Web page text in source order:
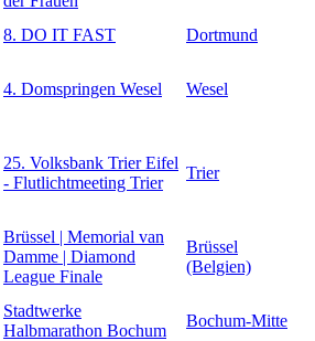
8. DO IT FAST Dortmund
4. Domspringen Wesel Wesel
25. Volksbank Trier Eifel
- Flutlichtmeeting Trier
Trier
Brüssel | Memorial van
Damme | Diamond
League Finale
Brüssel
(Belgien)
Stadtwerke
Halbmarathon Bochum
Bochum-Mitte